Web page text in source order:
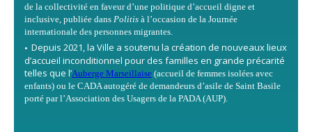
de la collectivité en faveur d’une politique d’accueil digne et
inclusive, publiée dans Politis à l’occasion de la Journée
internationale des personnes migrantes.
Depuis 2021, la Ville a soutenu la création de nouveaux lieux
d’accueil inconditionnel pour des familles en grande précarité
telles que l’Auberge Marseillaise (accueil de femmes isolées avec
enfants) ou le CADA autogéré de demandeurs d’asile de Saint Basile
porté par l’Association des Usagers de la PADA (AUP).